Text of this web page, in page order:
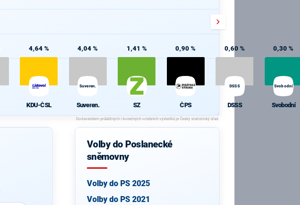
4,64 %
KDU-ČSL
4,04 %
Suveren.
Suveren.
1,41 %
SZ
0,90 %
ČPS
0,60 %
DSSS
DSSS
0,30 %
Svobodní
Svobodní
Volby do Poslanecké
sněmovny
Volby do PS 2025
Volby do PS 2021